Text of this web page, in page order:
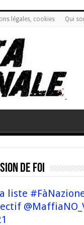
légales, cookies Qui
de foi
liste #FàNazione